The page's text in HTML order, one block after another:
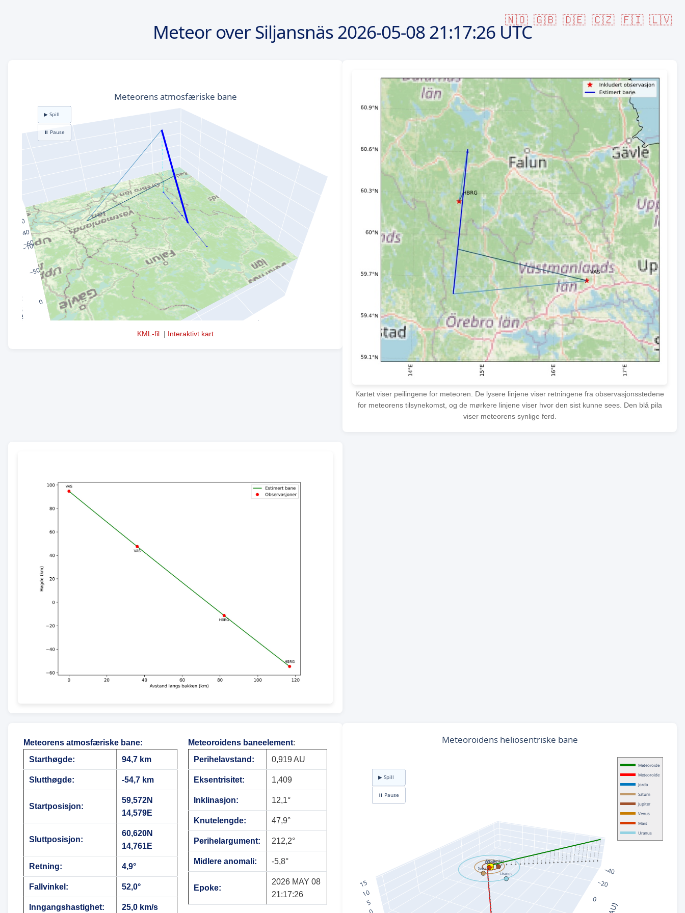
🇳🇴 🇬🇧 🇩🇪 🇨🇿 🇫🇮 🇱🇻
Meteor over Siljansnäs2026-05-0821:17:26 UTC
KML-fil | Interaktivt kart
Kartet viser peilingene for meteoren. De lysere linjene viser retningene fra observasjonsstedene
for meteorens tilsynekomst, og de mørkere linjene viser hvor den sist kunne sees. Den blå pila
viser meteorens synlige ferd.
Meteorens atmosfæriske bane:
Starthøgde:
94,7 km
Slutthøgde: -54,7 km
Startposisjon:
59,572N
14,579E
Sluttposisjon:
60,620N
14,761E
Retning: 4,9°
Fallvinkel: 52,0°
Inngangshastighet: 25,0 km/s
Meteoroidens baneelement:
Perihelavstand:
0,919 AU
Eksentrisitet: 1,409
Inklinasjon: 12,1°
Knutelengde: 47,9°
Perihelargument: 212,2°
Midlere anomali: -5,8°
Epoke:
2026 MAY 08
21:17:26